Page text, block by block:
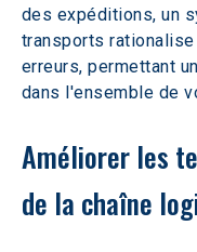
des expéditions, un
transports
erreurs, permettant
dans l'ensemble de
Améliorer les
de la chaîne